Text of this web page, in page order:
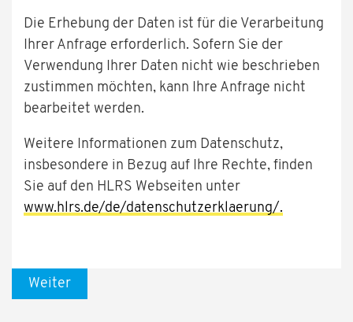
Die Erhebung der Daten ist für die Verarbeitung
Ihrer Anfrage erforderlich. Sofern Sie der
Verwendung Ihrer Daten nicht wie beschrieben
zustimmen möchten, kann Ihre Anfrage nicht
bearbeitet werden.
Weitere Informationen zum Datenschutz,
insbesondere in Bezug auf Ihre Rechte, finden
Sie auf den HLRS Webseiten unter
www.hlrs.de/de/datenschutzerklaerung/.
Weiter